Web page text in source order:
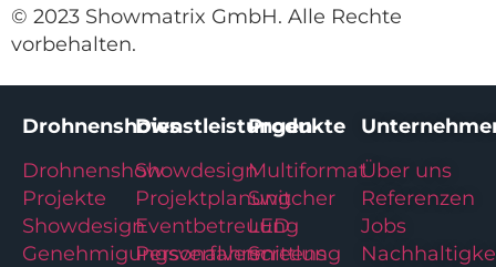
© 2023 Showmatrix GmbH. Alle Rechte
vorbehalten.
Drohnenshows
Drohnenshow
Projekte
Showdesign
Genehmigungsverfahren
Dienstleistungen
Showdesign
Projektplanung
Eventbetreuung
Personalvermittlung
Produkte
Multiformat
Switcher
LED
Screens
Über uns
Referenzen
Jobs